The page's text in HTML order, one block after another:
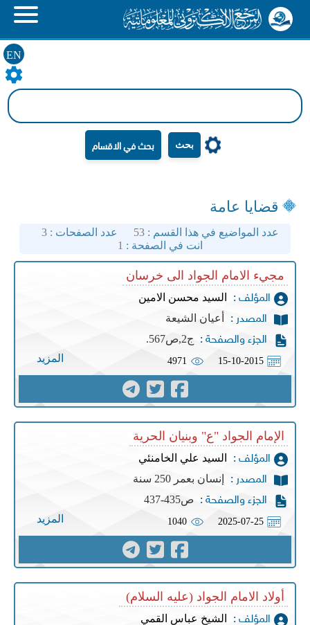
EN
بحث
قضايا عامة
عدد المواضيع في هذا القسم :53 عدد الصفحات : 3
انت في الصفحة : 1
مجيء الامام الجواد الى خرسان
المؤلف : السيد محسن الامين
المصدر : أعيان الشيعة
الجزء والصفحة : ج2,ص567.
15-10-2015
4971 المزيد
الإمام الجواد "ع" وبنيان الحرية
المؤلف : السيد علي الخامنئي
المصدر : إنسان بعمر 250 سنة
الجزء والصفحة : ص435-437
2025-07-25
1040 المزيد
أولاد الامام الجواد (عليه السلام) ‏
المؤلف : الشيخ عباس القمي